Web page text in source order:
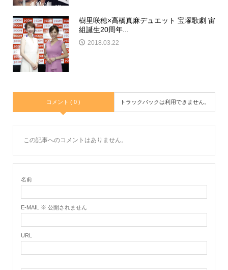
樹里咲穂×高橋真麻デュエット 宝塚歌劇 宙
組誕生20周年...
2018.03.22
コメント ( 0 ) トラックバックは利用できません。
この記事へのコメントはありません。
名前
E-MAIL ※ 公開されません
URL